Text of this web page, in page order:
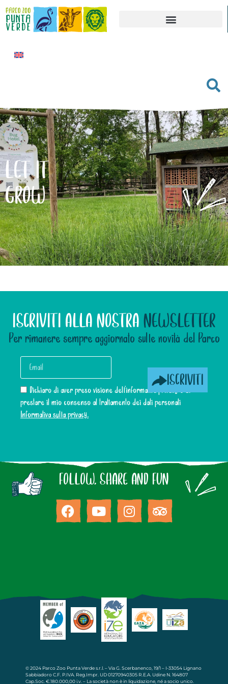
LET IT
GROW
ISCRIVITI ALLA NOSTRA NEWSLETTER
Per rimanere sempre aggiornato sulle novità del Parco
Dichiaro di aver preso visione dell’informativa privacy e di
prestare il mio consenso al trattamento dei dati personali
Informativa sulla privacy.
ISCRIVITI
FOLLOW, SHARE AND FUN
© 2024 Parco Zoo Punta Verde s.r.l. – Via G. Scerbanenco, 19/1 – I-33054 Lignano
Sabbiadoro C.F. P.IVA. Reg.Impr. UD 01270940305 R.E.A. Udine N. 164807
Cap.Soc. €.180.000,00 i.v. – La società non è in liquidazione, né a socio unico.